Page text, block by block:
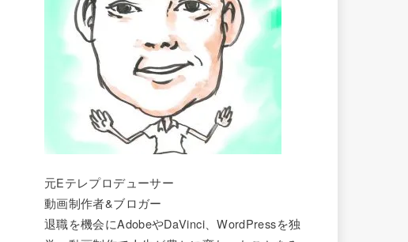
元Eテレプロデューサー
動画制作者&ブロガー
退職を機会にAdobeやDaVinci、WordPressを独